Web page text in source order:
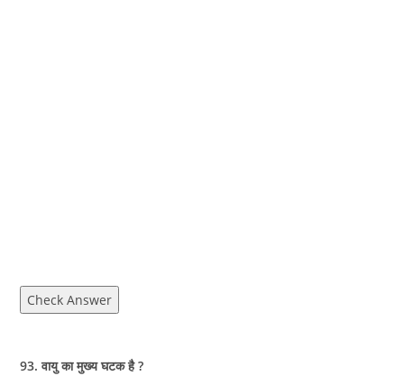
Check Answer
93. वायु का मुख्य घटक है ?